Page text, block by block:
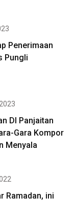
Penerimaan
Pungli
DI Panjaitan
Gara Kompor
Menyala
Ramadan, ini